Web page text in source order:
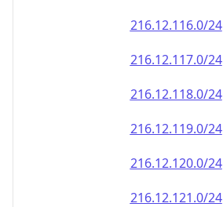
216.12.116.0/24
216.12.117.0/24
216.12.118.0/24
216.12.119.0/24
216.12.120.0/24
216.12.121.0/24